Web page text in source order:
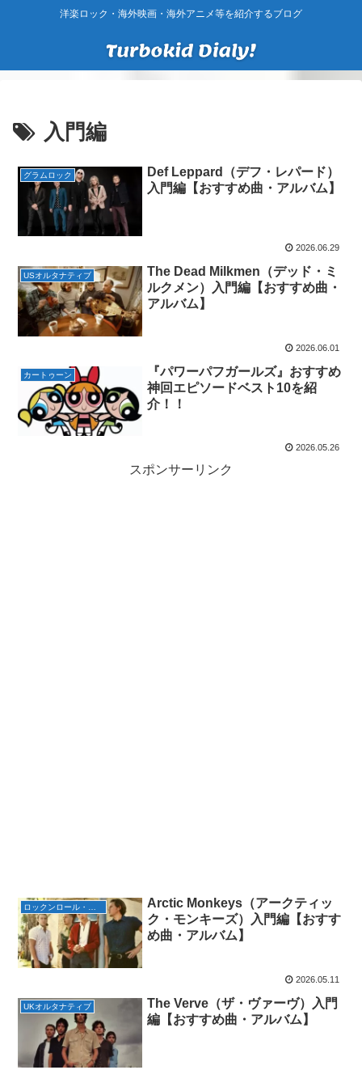
洋楽ロック・海外映画・海外アニメ等を紹介するブログ
入門編
グラムロック
Def Leppard（デフ・レパード）
入門編【おすすめ曲・アルバム】
2026.06.29
USオルタナティブ
The Dead Milkmen（デッド・ミ
ルクメン）入門編【おすすめ曲・
アルバム】
2026.06.01
カートゥーン
『パワーパフガールズ』おすすめ
神回エピソードベスト10を紹
介！！
2026.05.26
スポンサーリンク
Arctic Monkeys（アークティッ
ク・モンキーズ）入門編【おすす
め曲・アルバム】
2026.05.11
UKオルタナティブ
The Verve（ザ・ヴァーヴ）入門
編【おすすめ曲・アルバム】